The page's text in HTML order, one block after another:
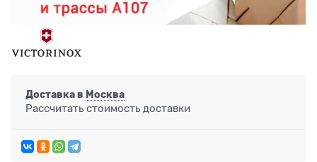
Доставка в Москва
Рассчитать стоимость доставки